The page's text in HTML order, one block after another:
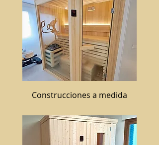
Construcciones a medida